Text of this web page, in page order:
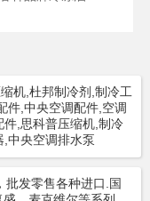
机,杜邦制冷剂,制冷工
件,中央空调配件,空调
,思科普压缩机,制冷
中央空调排水泵
批发零售各种进口.国